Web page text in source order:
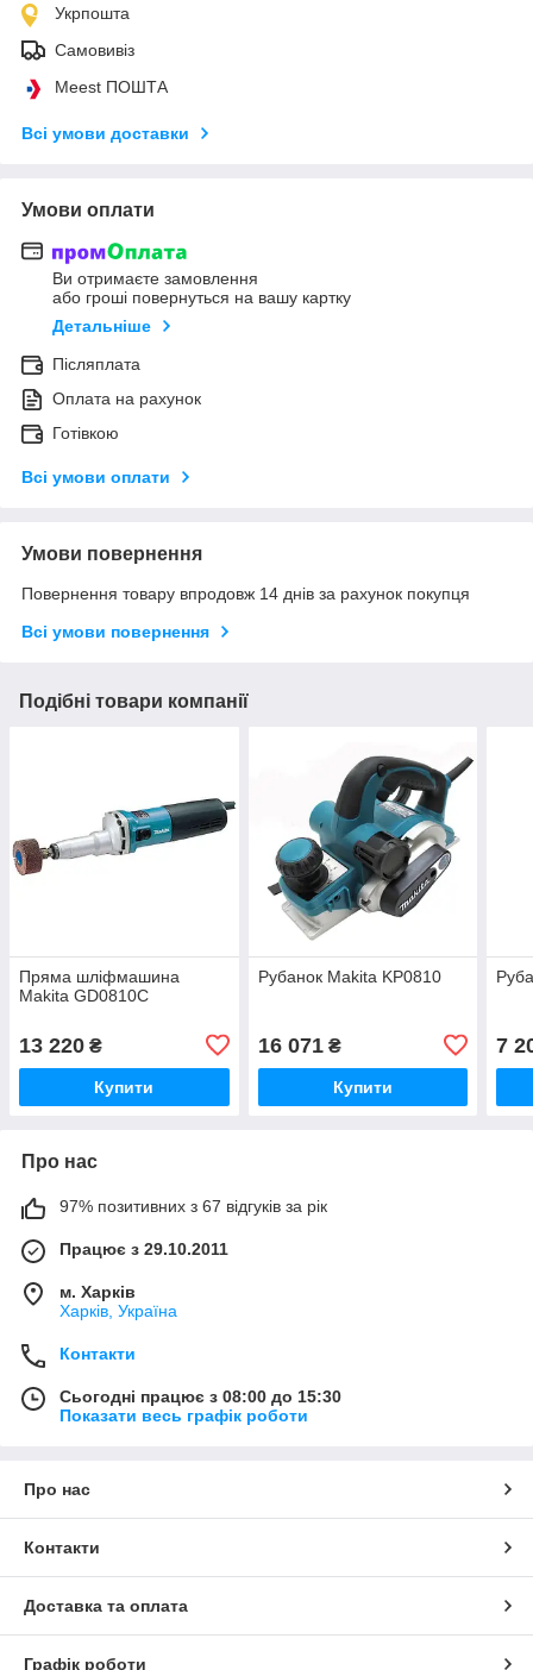
Укрпошта
Самовивіз
Meest ПОШТА
Всі умови доставки
Умови оплати
Ви отримаєте замовлення
або гроші повернуться на вашу картку
Детальніше
Післяплата
Оплата на рахунок
Готівкою
Всі умови оплати
Умови повернення
Повернення товару впродовж 14 днів за рахунок покупця
Всі умови повернення
Подібні товари компанії
Пряма шліфмашина
Makita GD0810C
13 220 ₴
Купити
Рубанок Makita KP0810
16 071₴
Купити
7
Про нас
97% позитивних з 67 відгуків за рік
Працює з 29.10.2011
м. Харків
Харків, Україна
Контакти
Сьогодні працює з 08:00 до 15:30
Показати весь графік роботи
Про нас
Контакти
Доставка та оплата
Графік роботи